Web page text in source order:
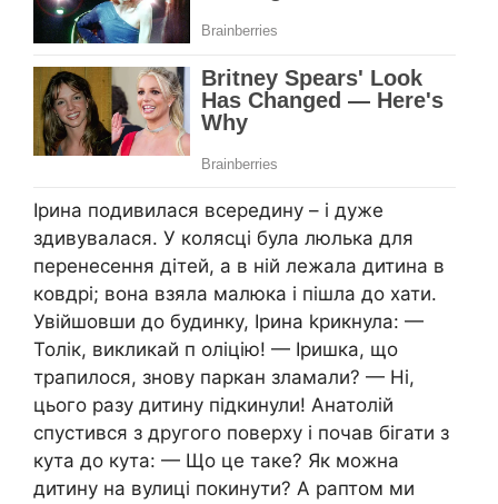
Ірина подивилася всередину – і дуже
здивувалася. У колясці була люлька для
перенесення дітей, а в ній лежала дитина в
ковдрі; вона взяла малюка і пішла до хати.
Увійшовши до будинку, Ірина kрикнула: —
Толік, викликай п оліцію! — Іришка, що
трапилося, знову паркан зламали? — Ні,
цього разу дитину підкинули! Анатолій
спустився з другого поверху і почав бігати з
кута до кута: — Що це таке? Як можна
дитину на вулиці покинути? А раптом ми